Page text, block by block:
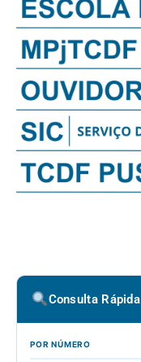
Consulta Rápida
POR NÚMERO